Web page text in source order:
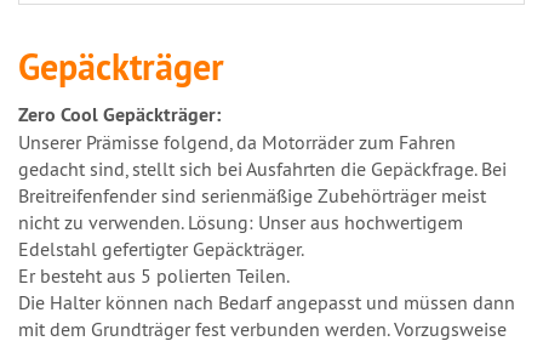
Gepäckträger
Zero Cool Gepäckträger:
Unserer Prämisse folgend, da Motorräder zum Fahren
gedacht sind, stellt sich bei Ausfahrten die Gepäckfrage. Bei
Breitreifenfender sind serienmäßige Zubehörträger meist
nicht zu verwenden. Lösung: Unser aus hochwertigem
Edelstahl gefertigter Gepäckträger.
Er besteht aus 5 polierten Teilen.
Die Halter können nach Bedarf angepasst und müssen dann
mit dem Grundträger fest verbunden werden. Vorzugsweise